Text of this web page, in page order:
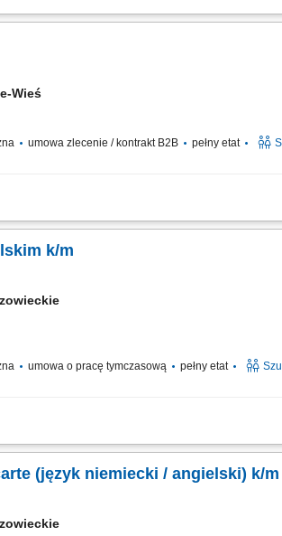
potraw, w tym dań obiadowych, zup,
Wieś
umowa zlecenie / kontrakt B2B pełny etat
dań według wyznaczonego menu; Dbanie o
k/m
umowa o pracę tymczasową pełny etat
la carte; Dbanie o smak, jakość i estetykę potraw;
(język niemiecki / angielski) k/m